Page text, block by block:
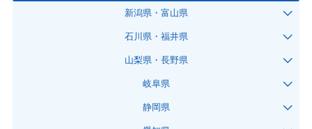
新潟県・富山県
石川県・福井県
山梨県・長野県
岐阜県
静岡県